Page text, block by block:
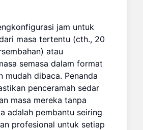
jam untuk
masa tertentu (cth., 20
atau
semasa dalam format
mudah dibaca. Penanda
penceramah sedar
masa mereka tanpa
adalah pembantu seiring
profesional untuk setiap